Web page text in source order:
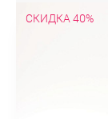
СКИДКА 40%